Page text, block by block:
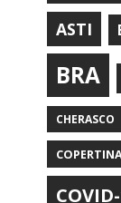
ASTI
BRA
CHERASCO